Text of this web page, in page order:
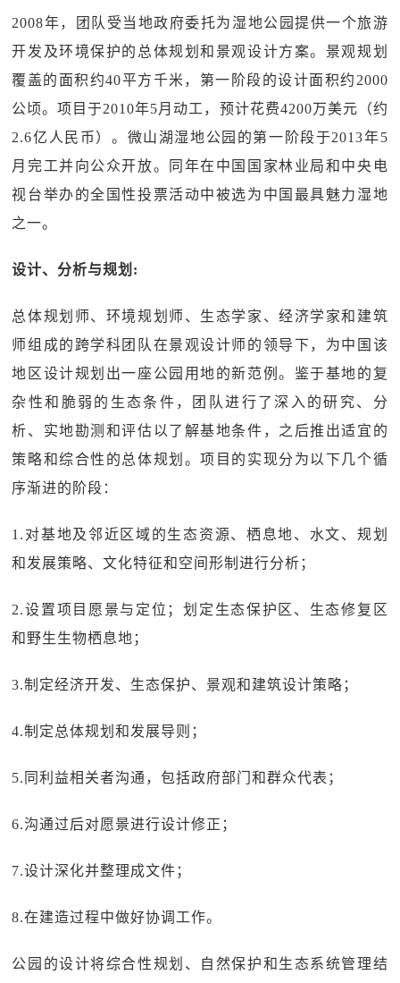
2008年，团队受当地政府委托为湿地公园提供一个旅游
开发及环境保护的总体规划和景观设计方案。景观规划
覆盖的面积约40平方千米，第一阶段的设计面积约2000
公顷。项目于2010年5月动工，预计花费4200万美元（约
2.6亿人民币）。微山湖湿地公园的第一阶段于2013年5
月完工并向公众开放。同年在中国国家林业局和中央电
视台举办的全国性投票活动中被选为中国最具魅力湿地
之一。
设计、分析与规划:
总体规划师、环境规划师、生态学家、经济学家和建筑
师组成的跨学科团队在景观设计师的领导下，为中国该
地区设计规划出一座公园用地的新范例。鉴于基地的复
杂性和脆弱的生态条件，团队进行了深入的研究、分
析、实地勘测和评估以了解基地条件，之后推出适宜的
策略和综合性的总体规划。项目的实现分为以下几个循
序渐进的阶段：
1.对基地及邻近区域的生态资源、栖息地、水文、规划
和发展策略、文化特征和空间形制进行分析；
2.设置项目愿景与定位；划定生态保护区、生态修复区
和野生生物栖息地；
3.制定经济开发、生态保护、景观和建筑设计策略；
4.制定总体规划和发展导则；
5.同利益相关者沟通，包括政府部门和群众代表；
6.沟通过后对愿景进行设计修正；
7.设计深化并整理成文件；
8.在建造过程中做好协调工作。
公园的设计将综合性规划、自然保护和生态系统管理结